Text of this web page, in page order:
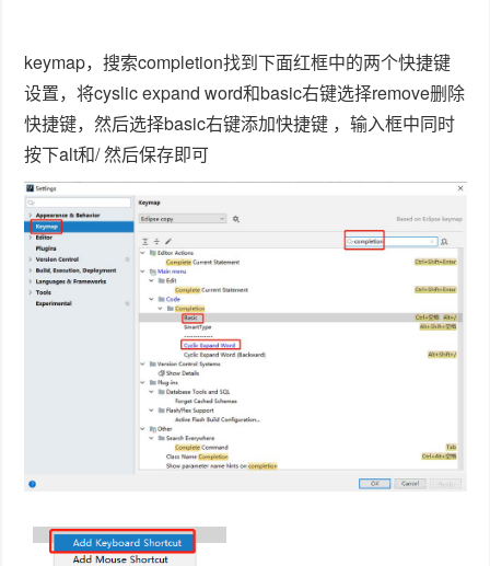
keymap，搜索completion找到下面红框中的两个快捷键
设置，将cyslic expand word和basic右键选择remove删除
快捷键，然后选择basic右键添加快捷键 ，输入框中同时
按下alt和/ 然后保存即可